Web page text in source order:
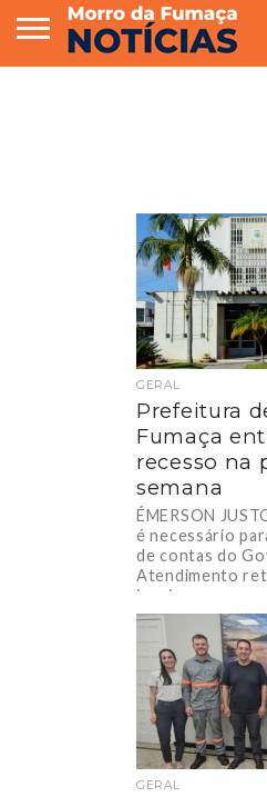
GERAL
Prefeitura
Fumaça
recesso na
semana
ÉMERSON
é necessário
de contas do
Atendimento
janeiro....
GERAL